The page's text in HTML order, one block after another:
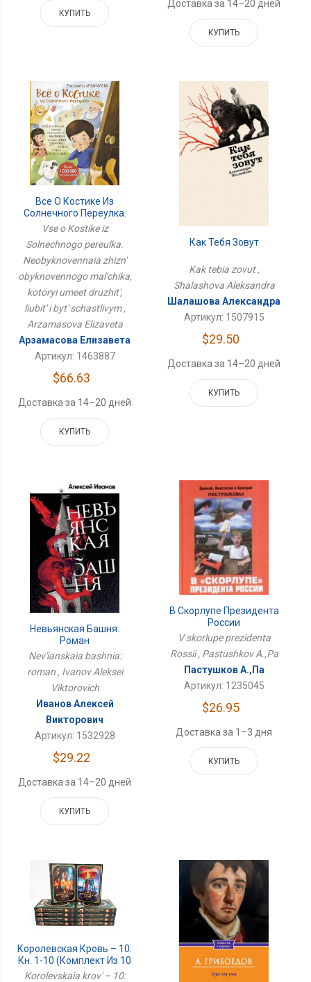
КУПИТЬ
Доставка за 14–20 дней
КУПИТЬ
Все О Костике Из
Солнечного Переулка.
Необыкновенная Жизнь
Мальчика, Который
Умеет Дружить, Любить
И Быть Счастливым
Vse o Kostike iz
Solnechnogo pereulka.
Neobyknovennaia zhizn'
obyknovennogo mal'chika,
kotoryi umeet druzhit',
liubit' i byt' schastlivym ,
Arzamasova Elizaveta
Арзамасова Елизавета
Артикул: 1463887
$66.63
Доставка за 14–20 дней
КУПИТЬ
Как Тебя Зовут
Kak tebia zovut ,
Shalashova Aleksandra
Шалашова Александра
Артикул: 1507915
$29.50
Доставка за 14–20 дней
КУПИТЬ
Невьянская Башня:
Роман
Nev'ianskaia bashnia:
roman , Ivanov Aleksei
Viktorovich
Иванов Алексей
Викторович
Артикул: 1532928
$29.22
Доставка за 14–20 дней
КУПИТЬ
В Скорлупе Президента
России
V skorlupe prezidenta
Rossii , Pastushkov A.,Pa
Пастушков А.,Па
Артикул: 1235045
$26.95
Доставка за 1–3 дня
КУПИТЬ
Королевская Кровь – 10:
Кн. 1-10 (комплект Из 10
Книг)
Korolevskaia krov' – 10: